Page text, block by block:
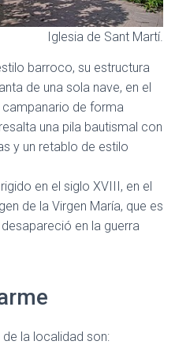
Iglesia de Sant Martí.
barroco, su estructura
de una sola nave, en el
de forma
una pila bautismal con
y un retablo de estilo
en el siglo XVIII, en el
de la Virgen María, que es
en la guerra
de la localidad son: